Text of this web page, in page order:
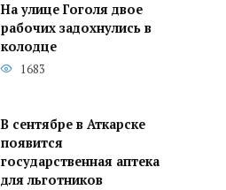
На улице Гоголя двое
рабочих задохнулись в
колодце
1683
В сентябре в Аткарске
появится
государственная аптека
для льготников